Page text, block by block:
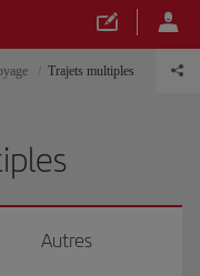
Trajets multiples
Autres